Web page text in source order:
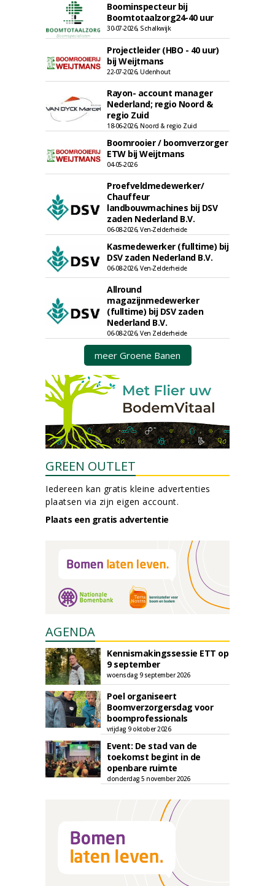
Boominspecteur bij
Boomtotaalzorg24-40 uur
30-07-2026, Schalkwijk
Projectleider (HBO - 40 uur)
bij Weijtmans
22-07-2026, Udenhout
Rayon- account manager
Nederland; regio Noord &
regio Zuid
18-06-2026, Noord & regio Zuid
Boomrooier / boomverzorger
ETW bij Weijtmans
04-05-2026
Proefveldmedewerker/
Chauffeur
landbouwmachines bij DSV
zaden Nederland B.V.
06-08-2026, Ven-Zelderheide
Kasmedewerker (fulltime) bij
DSV zaden Nederland B.V.
06-08-2026, Ven-Zelderheide
Allround
magazijnmedewerker
(fulltime) bij DSV zaden
Nederland B.V.
06-08-2026, Ven Zelderheide
meer Groene Banen
GREEN OUTLET
Iedereen kan gratis kleine advertenties
plaatsen via zijn eigen account.
Plaats een gratis advertentie
AGENDA
Kennismakingssessie ETT op
9 september
woensdag 9 september 2026
Poel organiseert
Boomverzorgersdag voor
boomprofessionals
vrijdag 9 oktober 2026
Event: De stad van de
toekomst begint in de
openbare ruimte
donderdag 5 november 2026